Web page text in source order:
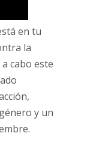
en tu
la
cabo este
y un